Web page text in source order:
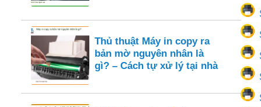
Thủ thuật Máy in copy ra
bản mờ nguyên nhân là
gì? – Cách tự xử lý tại nhà